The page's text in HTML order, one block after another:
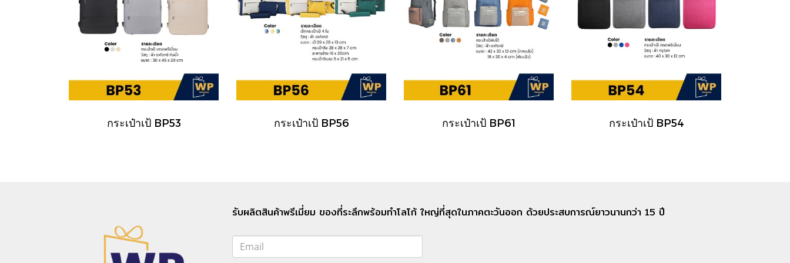
กระเป๋าเป้ BP53 กระเป๋าเป้ BP56 กระเป๋าเป้ BP61 กระเป๋าเป้ BP54
รับผลิตสินค้าพรีเมี่ยม ของที่ระลึกพร้อมทำโลโก้ ใหญ่ที่สุดในภาคตะวันออก ด้วยประสบการณ์ยาวนานกว่า 15 ปี